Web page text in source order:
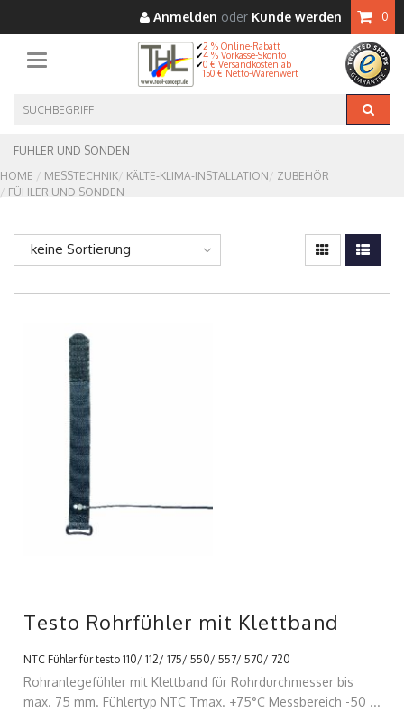
Anmelden oder Kunde werden 0
Toggle navigation
2 % Online-Rabatt
4 % Vorkasse-Skonto
0 € Versandkosten ab
150 € Netto-Warenwert
FÜHLER UND SONDEN
HOME
MESSTECHNIK KÄLTE-KLIMA-INSTALLATION
ZUBEHÖR
FÜHLER UND SONDEN
keine Sortierung
Testo Rohrfühler mit Klettband
NTC Fühler für testo 110/ 112/ 175/ 550/ 557/ 570/ 720
Rohranlegefühler mit Klettband für Rohrdurchmesser bis
max. 75 mm. Fühlertyp NTC Tmax. +75°C Messbereich -50 ...